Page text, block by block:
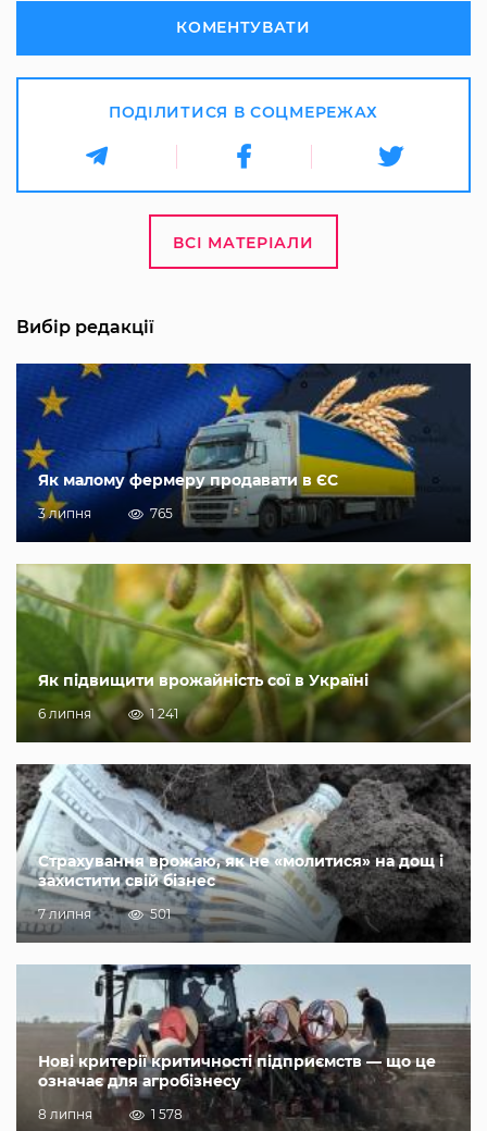
КОМЕНТУВАТИ
ПОДІЛИТИСЯ В СОЦМЕРЕЖАХ
ВСІ МАТЕРІАЛИ
Вибір редакції
Як малому фермеру продавати в ЄС
3 липня 765
Як підвищити врожайність сої в Україні
6 липня 1 241
Страхування врожаю, як не «молитися» на дощ і
захистити свій бізнес
7 липня 501
Нові критерії критичності підприємств — що це
означає для агробізнесу
8 липня 1 578